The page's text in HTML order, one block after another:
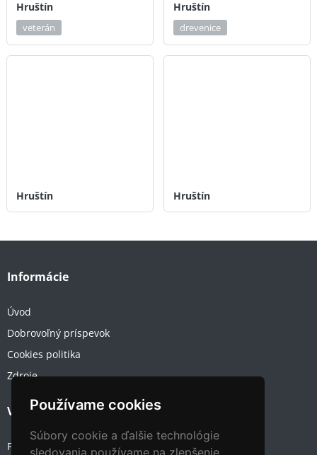
Používame cookies
Súbory cookie a ďalšie technológie
Hruštín
veterán
Hruštín
drevenice
Hruštín Hruštín
Informácie
Úvod
Dobrovoľný príspevok
Cookies politika
Zdroje
Váš účet
Prihlásenie